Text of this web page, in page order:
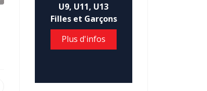
U9, U11, U13
Filles et Garçons
Plus d'infos